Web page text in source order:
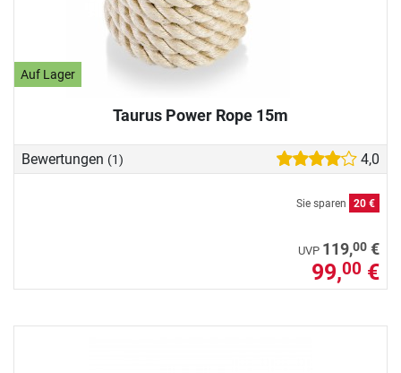
Auf Lager
Taurus Power Rope 15m
Bewertungen (1) 4,0
Sie sparen 20 €
UVP 119,00 €
99,00 €